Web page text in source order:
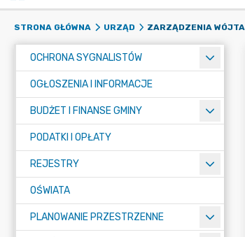
STRONA GŁÓWNA URZĄD ZARZĄDZENIA WÓJTA
OCHRONA SYGNALISTÓW
OGŁOSZENIA I INFORMACJE
BUDŻET I FINANSE GMINY
PODATKI I OPŁATY
REJESTRY
OŚWIATA
PLANOWANIE PRZESTRZENNE